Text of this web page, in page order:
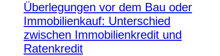
Überlegungen vor dem Bau oder
Immobilienkauf: Unterschied
zwischen Immobilienkredit und
Ratenkredit